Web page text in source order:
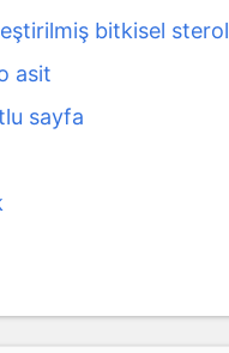
bitkisel sterol
asit
sayfa